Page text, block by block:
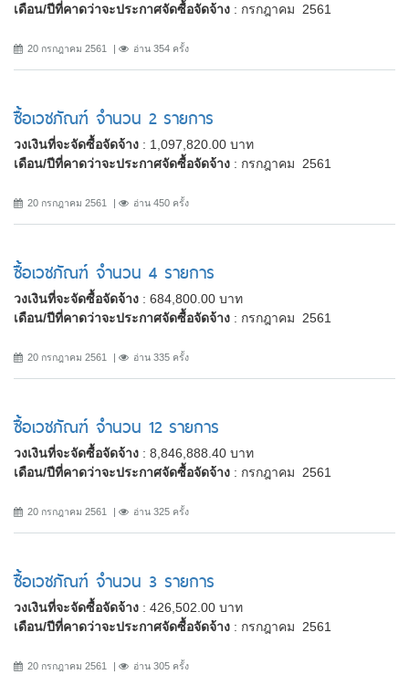
เดือน/ปีที่คาดว่าจะประกาศจัดซื้อจัดจ้าง : กรกฎาคม 2561
20 กรกฎาคม 2561 อ่าน 354 ครั้ง
ซื้อเวชภัณฑ์ จำนวน 2 รายการ
วงเงินที่จะจัดซื้อจัดจ้าง : 1,097,820.00 บาท
เดือน/ปีที่คาดว่าจะประกาศจัดซื้อจัดจ้าง : กรกฎาคม 2561
20 กรกฎาคม 2561 อ่าน 450 ครั้ง
ซื้อเวชภัณฑ์ จำนวน 4 รายการ
วงเงินที่จะจัดซื้อจัดจ้าง : 684,800.00 บาท
เดือน/ปีที่คาดว่าจะประกาศจัดซื้อจัดจ้าง : กรกฎาคม 2561
20 กรกฎาคม 2561 อ่าน 335 ครั้ง
ซื้อเวชภัณฑ์ จำนวน 12 รายการ
วงเงินที่จะจัดซื้อจัดจ้าง : 8,846,888.40 บาท
เดือน/ปีที่คาดว่าจะประกาศจัดซื้อจัดจ้าง : กรกฎาคม 2561
20 กรกฎาคม 2561 อ่าน 325 ครั้ง
ซื้อเวชภัณฑ์ จำนวน 3 รายการ
วงเงินที่จะจัดซื้อจัดจ้าง : 426,502.00 บาท
เดือน/ปีที่คาดว่าจะประกาศจัดซื้อจัดจ้าง : กรกฎาคม 2561
20 กรกฎาคม 2561 อ่าน 305 ครั้ง